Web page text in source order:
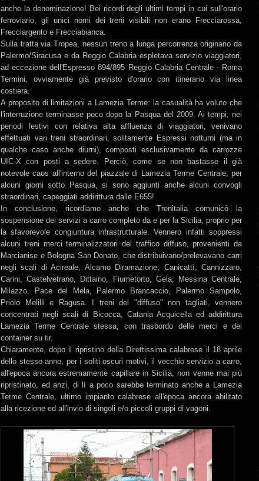
anche la denominazione! Bei ricordi degli ultimi tempi in cui sull'orario
ferroviario, gli unici nomi dei treni visibili non erano Frecciarossa,
Frecciargento e Frecciabianca.
Sulla tratta via Tropea, nessun treno a lunga percorrenza originario da
Palermo/Siracusa e da Reggio Calabria espletava servizio viaggiatori,
ad eccezione dell'Espresso 894/895 Reggio Calabria Centrale - Roma
Termini, ovviamente già previsto d'orario con itinerario via linea
costiera.
A proposito di limitazioni a Lamezia Terme: la casualità ha voluto che
l'interruzione terminasse poco dopo la Pasqua del 2009. Ai tempi, nei
periodi festivi con relativa alta affluenza di viaggiatori, venivano
effettuati vari treni straordinari, solitamente Espressi notturni (ma in
qualche caso anche diurni), composti esclusivamente da carrozze
UIC-X con posti a sedere. Perciò, come se non bastasse il già
notevole caos all'interno del piazzale di Lamezia Terme Centrale, per
alcuni giorni sotto Pasqua, si sono aggiunti anche alcuni convogli
straordinari, capeggiati addirittura dalle E655!
In conclusione, ricordiamo anche che Trenitalia comunicò la
sospensione dei servizi a carro completo da e per la Sicilia, proprio per
la sfavorevole congiuntura infrastrutturale. Vennero infatti soppressi
alcuni treni merci terminalizzatori del traffico diffuso, provenienti da
Marcianise e Bologna San Donato, che distribuivano/prelevavano carri
negli scali di Acireale, Alcamo Diramazione, Canicattì, Cannizzaro,
Carini, Castelvetrano, Dittaino, Fiumetorto, Gela, Messina Centrale,
Milazzo, Pace del Mela, Palermo Brancaccio, Palermo Sampolo,
Priolo Melilli e Ragusa. I treni del "diffuso" non tagliati, vennero
concentrati negli scali di Bicocca, Catania Acquicella ed addirittura
Lamezia Terme Centrale stessa, con trasbordo delle merci e dei
container su tir.
Chiaramente, dopo il ripristino della Direttissima calabrese il 18 aprile
dello stesso anno, per i soliti oscuri motivi, il vecchio servizio a carro,
all'epoca ancora estremamente capillare in Sicilia, non venne mai più
ripristinato, ed anzi, di lì a poco sarebbe terminato anche a Lamezia
Terme Centrale, ultimo impianto calabrese all'epoca ancora abilitato
alla ricezione ed all'invio di singoli e/o piccoli gruppi di vagoni.